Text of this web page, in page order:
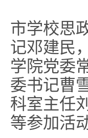
北京
市学校思
记邓建民
学院党委
委书记曹
科室主任
等参加活